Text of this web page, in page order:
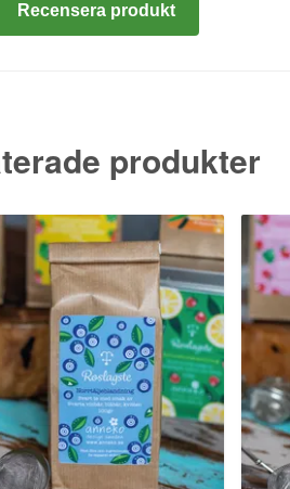
Recensera produkt
produkter